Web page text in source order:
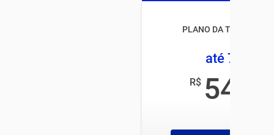
PLANO DA TIM
até 7,5GB
R$ 54